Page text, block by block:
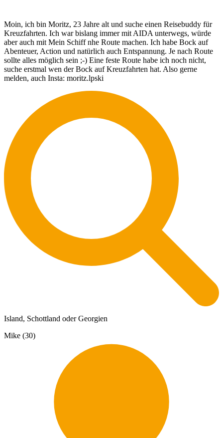
Moin, ich bin Moritz, 23 Jahre alt und suche einen Reisebuddy für
Kreuzfahrten. Ich war bislang immer mit AIDA unterwegs, würde
aber auch mit Mein Schiff nhe Route machen. Ich habe Bock auf
Abenteuer, Action und natürlich auch Entspannung. Je nach Route
sollte alles möglich sein ;-) Eine feste Route habe ich noch nicht,
suche erstmal wen der Bock auf Kreuzfahrten hat. Also gerne
melden, auch Insta: moritz.lpski
Island, Schottland oder Georgien
Mike (30)